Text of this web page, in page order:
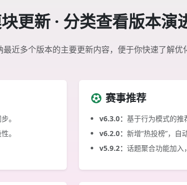
更新 · 分类查看版本演
近多个版本的主要更新内容，便于你快速了解优
。
。
赛事推荐
v6.3.0： 基于行为模式的推
v6.2.0： 新增“热投榜”，自
v5.9.2： 话题聚合功能加入